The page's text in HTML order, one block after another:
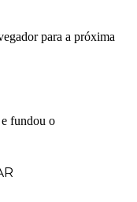
para a próxima
fundou o